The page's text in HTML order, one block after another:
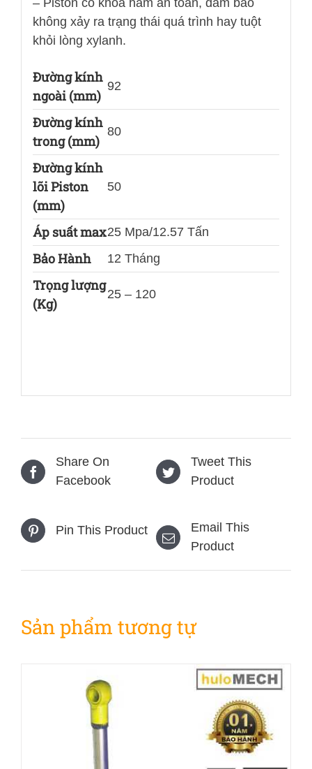
không xảy ra trạng thái quá trình hay tuột
khỏi lòng xylanh.
Đường kính
ngoài (mm)
92
Đường kính
trong (mm)
80
Đường kính
lõi Piston
(mm)
50
Áp suất max25 Mpa/12.57 Tấn
Bảo Hành 12 Tháng
Trọng lượng
(Kg)
25 – 120
Share On
Facebook
Tweet This
Product
Pin This Product
Email This
Product
Sản phẩm tương tự